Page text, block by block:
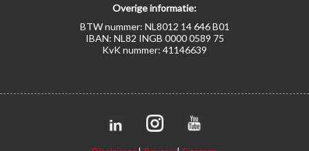
Overige informatie:
BTW nummer: NL8012 14 646 B01
IBAN: NL82 INGB 0000 0589 75
KvK nummer: 41146639